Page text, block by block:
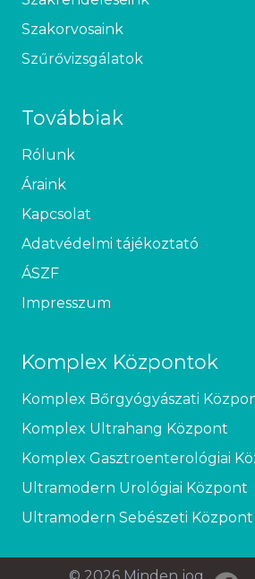
Szakorvosaink
Szűrővizsgálatok
Továbbiak
Rólunk
Áraink
Kapcsolat
Adatvédelmi tájékoztató
ÁSZF
Impresszum
Komplex Központok
Komplex Bőrgyógyászati
Komplex Ultrahang Központ
Komplex Gasztroenterológiai
Ultramodern Urológiai Központ
Ultramodern Sebészeti Központ